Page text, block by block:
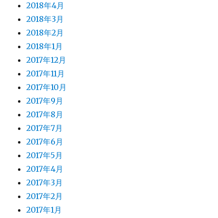
2018年4月
2018年3月
2018年2月
2018年1月
2017年12月
2017年11月
2017年10月
2017年9月
2017年8月
2017年7月
2017年6月
2017年5月
2017年4月
2017年3月
2017年2月
2017年1月